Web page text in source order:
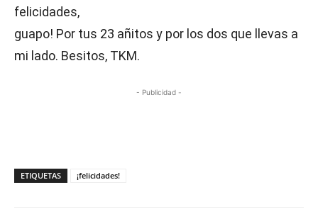
felicidades,
guapo! Por tus 23 añitos y por los dos que llevas a
mi lado. Besitos, TKM.
- Publicidad -
ETIQUETAS ¡felicidades!